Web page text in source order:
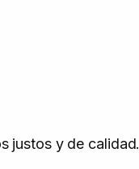
justos y de calidad.